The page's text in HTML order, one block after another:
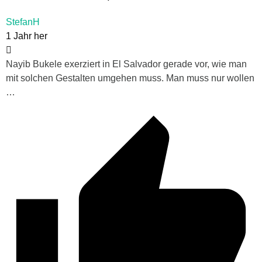
StefanH
1 Jahr her
Nayib Bukele exerziert in El Salvador gerade vor, wie man
mit solchen Gestalten umgehen muss. Man muss nur wollen
…